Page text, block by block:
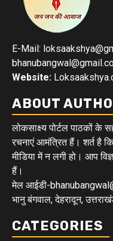
E-Mail:
Website:
ABOUT
लोकसाक्ष्य पोर्टल पाठकों के
रचनाएं आमंत्रित हैं। शर्त है
मीडिया में न लगी हो। आप
हैं।
मेल आईडी-
भानु बंगवाल, देहरादून,
CATEGORIES